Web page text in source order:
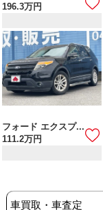
196.3万円
フォード エクスプ...
111.2万円
車買取・車査定